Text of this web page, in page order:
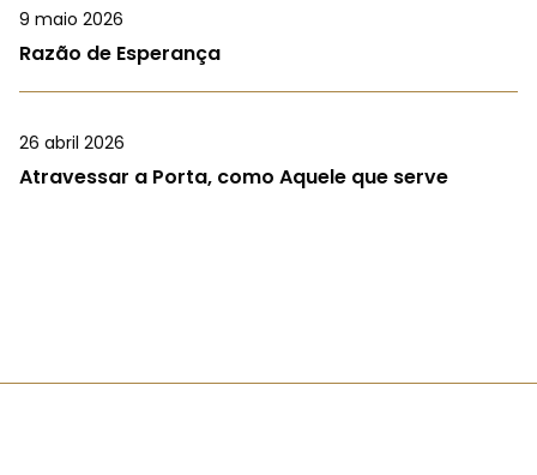
9 maio 2026
Razão de Esperança
26 abril 2026
Atravessar a Porta, como Aquele que serve